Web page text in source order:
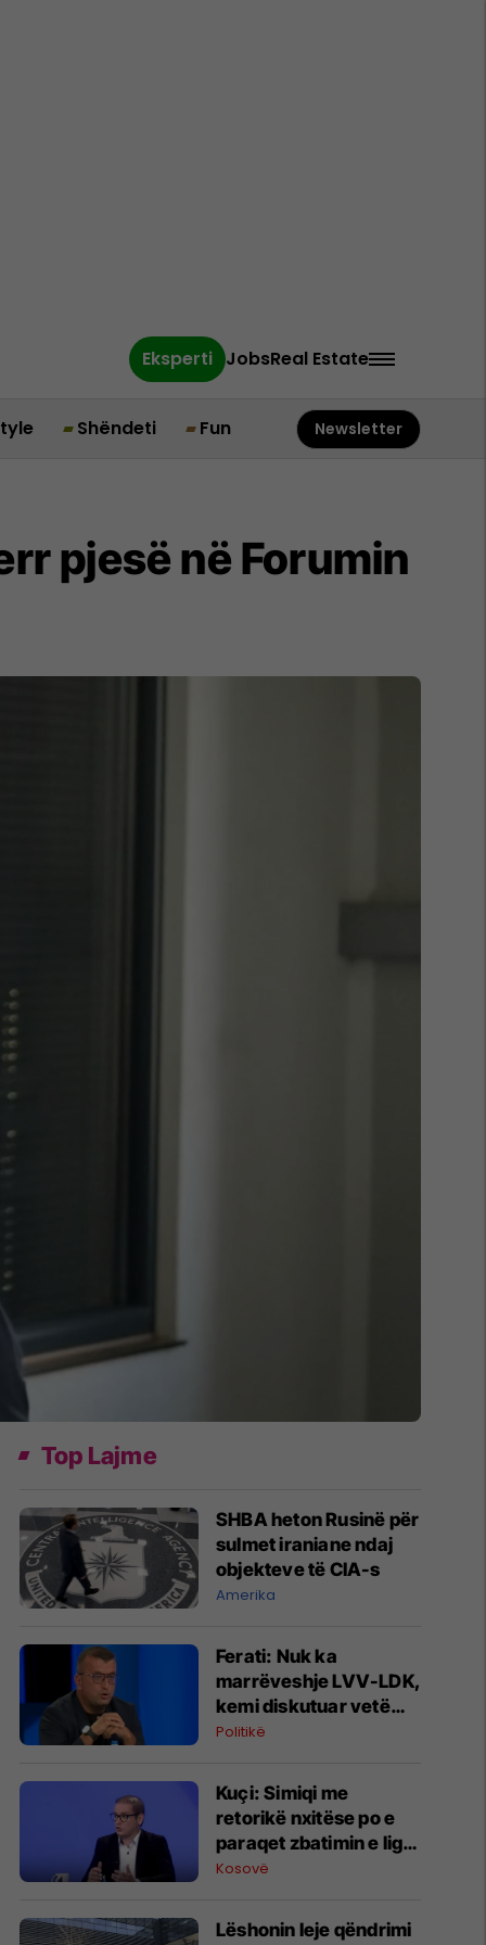
Eksperti JobsReal Estate
Shëndeti Fun Newsletter
pjesë në Forumin
Top Lajme
SHBA heton Rusinë për
sulmet iraniane ndaj
objekteve të CIA-s
Amerika
Ferati: Nuk ka
marrëveshje LVV-LDK,
kemi diskutuar vetëm
për parime
Politikë
Kuçi: Simiqi me
retorikë nxitëse po e
paraqet zbatimin e ligjit
në veri si "spastrim
Kosovë
Lëshonin leje qëndrimi